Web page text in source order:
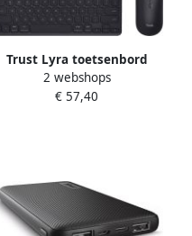
Trust Lyra toetsenbord
Inclusief muis Kantoor RF-
draadloos + Bluetooth
2 webshops
€ 57,40